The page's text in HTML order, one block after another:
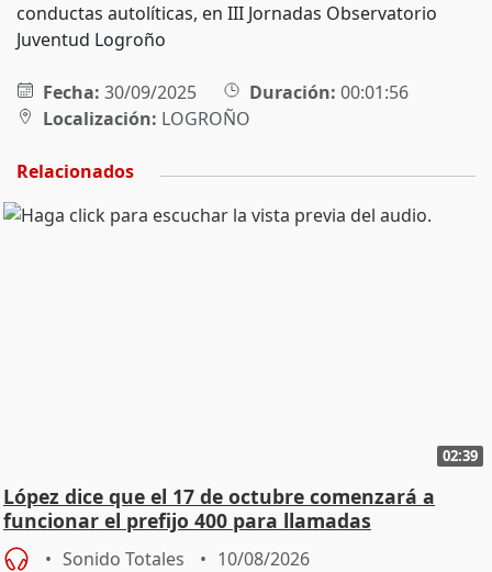
conductas autolíticas, en III Jornadas Observatorio
Juventud Logroño
Fecha: 30/09/2025 Duración: 00:01:56
Localización: LOGROÑO
Relacionados
02:39
López dice que el 17 de octubre comenzará a
funcionar el prefijo 400 para llamadas
comerciales
Sonido Totales 10/08/2026